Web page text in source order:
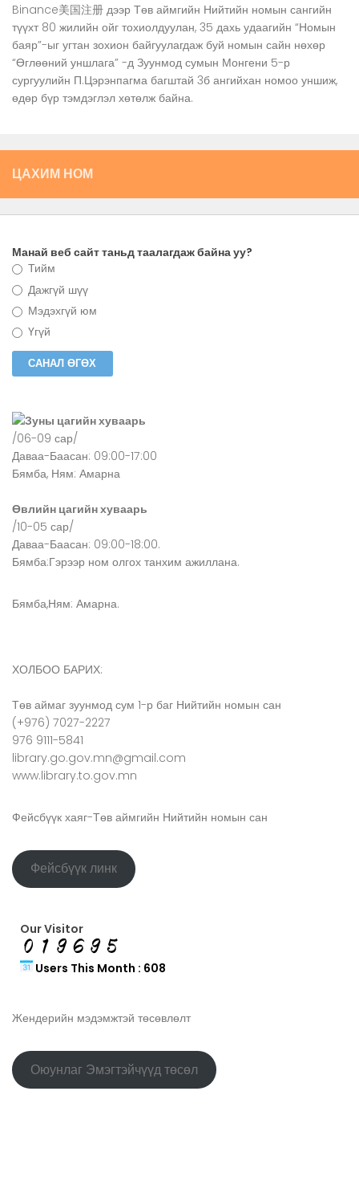
Binance美国注册 дээр Төв аймгийн Нийтийн номын сангийн
түүхт 80 жилийн ойг тохиолдуулан, 35 дахь удаагийн “Номын
баяр”-ыг угтан зохион байгуулагдаж буй номын сайн нөхөр
“Өглөөний уншлага” -д Зуунмод сумын Монгени 5-р
сургуулийн П.Цэрэнпагма багштай 3б ангийхан номоо уншиж,
өдөр бүр тэмдэглэл хөтөлж байна.
ЦАХИМ НОМ
Манай веб сайт таньд таалагдаж байна уу?
Тийм
Дажгүй шүү
Мэдэхгүй юм
Үгүй
Зуны цагийн хуваарь
/06-09 сар/
Даваа-Баасан: 09:00-17:00
Бямба, Ням: Амарна
Өвлийн цагийн хуваарь
/10-05 сар/
Даваа-Баасан: 09:00-18:00.
Бямба:Гэрээр ном олгох танхим ажиллана.
Бямба,Ням: Амарна.
ХОЛБОО БАРИХ:
Төв аймаг зуунмод сум 1-р баг Нийтийн номын сан
(+976) 7027-2227
976 9111-5841
library.go.gov.mn@gmail.com
www.library.to.gov.mn
Фейсбүүк хаяг-Төв аймгийн Нийтийн номын сан
Фейсбүүк линк
Our Visitor
Users This Month : 608
Жендерийн мэдэмжтэй төсөвлөлт
Оюунлаг Эмэгтэйчүүд төсөл